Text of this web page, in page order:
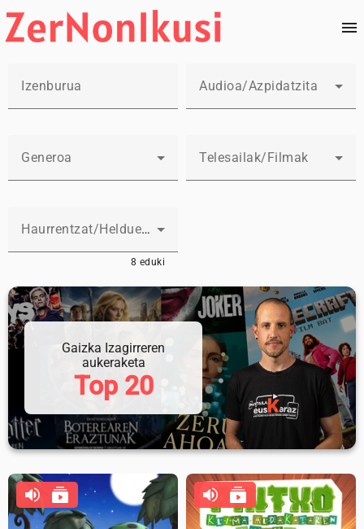
Audioa/Azpidatzita
Generoa Telesailak/Filmak
Haurrentzat/Helduentzat
8 eduki
Gaizka Izagirreren
aukeraketa
Top 20